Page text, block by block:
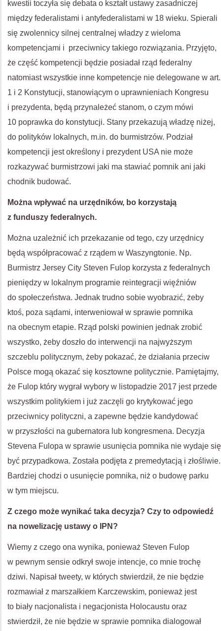
kwestii toczyła się debata o kształt ustawy zasadniczej
między federalistami i antyfederalistami w 18 wieku. Spierali
się zwolennicy silnej centralnej władzy z wieloma
kompetencjami i przeciwnicy takiego rozwiązania. Przyjęto,
że część kompetencji będzie posiadał rząd federalny
natomiast wszystkie inne kompetencje nie delegowane w art.
1 i 2 Konstytucji, stanowiącym o uprawnieniach Kongresu
i prezydenta, będą przynależeć stanom, o czym mówi
10 poprawka do konstytucji. Stany przekazują władzę niżej,
do polityków lokalnych, m.in. do burmistrzów. Podział
kompetencji jest określony i prezydent USA nie może
rozkazywać burmistrzowi jaki ma stawiać pomnik ani jaki
chodnik budować.
Można wpływać na urzędników, bo korzystają
z funduszy federalnych.
Można uzależnić ich przekazanie od tego, czy urzędnicy
będą współpracować z rządem w Waszyngtonie. Np.
Burmistrz Jersey City Steven Fulop korzysta z federalnych
pieniędzy w lokalnym programie reintegracji więźniów
do społeczeństwa. Jednak trudno sobie wyobrazić, żeby
ktoś, poza sądami, interweniował w sprawie pomnika
na obecnym etapie. Rząd polski powinien jednak zrobić
wszystko, żeby doszło do interwencji na najwyższym
szczeblu politycznym, żeby pokazać, że działania przeciw
Polsce mogą okazać się kosztowne politycznie. Pamiętajmy,
że Fulop który wygrał wybory w listopadzie 2017 jest przede
wszystkim politykiem i już zaczęli go krytykować jego
przeciwnicy polityczni, a zapewne będzie kandydować
w przyszłości na gubernatora lub kongresmena. Decyzja
Stevena Fulopa w sprawie usunięcia pomnika nie wydaje się
być przypadkowa. Została podjęta z premedytacją i złośliwie.
Bardziej chodzi o usunięcie pomnika, niż o budowę parku
w tym miejscu.
Z czego może wynikać taka decyzja? Czy to odpowiedź
na nowelizację ustawy o
IPN ?
Wiemy z czego ona wynika, ponieważ Steven Fulop
w pewnym sensie odkrył swoje intencje, co mnie trochę
dziwi. Napisał tweety, w których stwierdził, że nie będzie
rozmawiał z marszałkiem Karczewskim, ponieważ jest
to biały nacjonalista i negacjonista Holocaustu oraz
stwierdził, że nie będzie w sprawie pomnika dialogował